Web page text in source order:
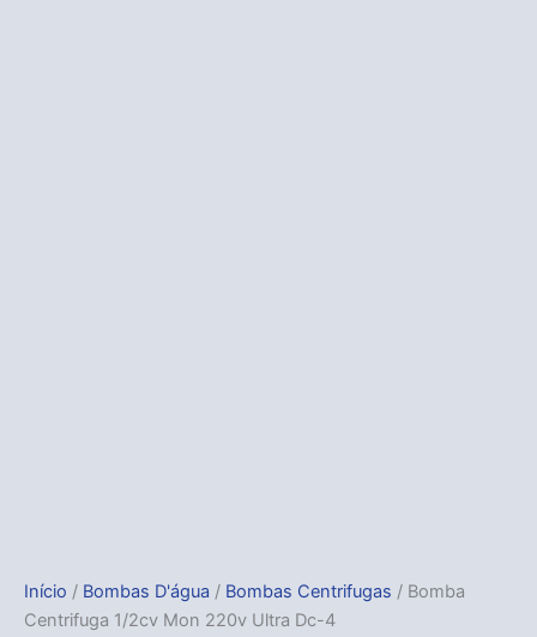
Início / Bombas D'água / Bombas Centrifugas / Bomba
Centrifuga 1/2cv Mon 220v Ultra Dc-4